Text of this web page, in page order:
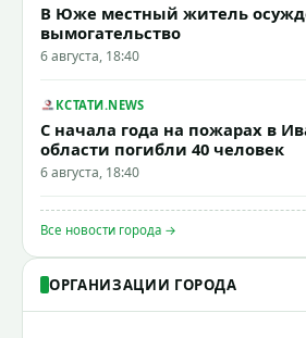
В Юже местный житель
вымогательство
6 августа, 18:40
КСТАТИ.NEWS
С начала года на пожарах в
области погибли 40 человек
6 августа, 18:40
Все новости города →
ОРГАНИЗАЦИИ ГОРОДА